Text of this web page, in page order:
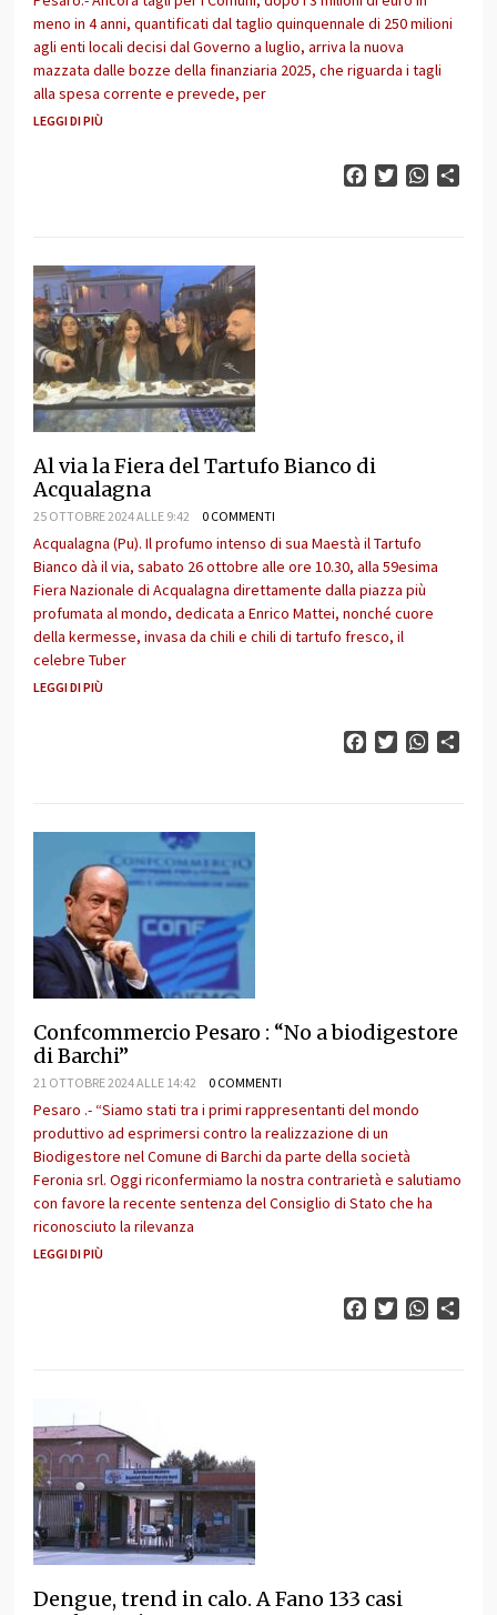
meno in 4 anni, quantificati dal taglio quinquennale di 250 milioni
agli enti locali decisi dal Governo a luglio, arriva la nuova
mazzata dalle bozze della finanziaria 2025, che riguarda i tagli
alla spesa corrente e prevede, per
LEGGI DI PIÙ
FacebookTwitter
Al via la Fiera del Tartufo Bianco di
Acqualagna
25 OTTOBRE 2024 ALLE 9:42 0 COMMENTI
Acqualagna (Pu). Il profumo intenso di sua Maestà il Tartufo
Bianco dà il via, sabato 26 ottobre alle ore 10.30, alla 59esima
Fiera Nazionale di Acqualagna direttamente dalla piazza più
profumata al mondo, dedicata a Enrico Mattei, nonché cuore
della kermesse, invasa da chili e chili di tartufo fresco, il
celebre Tuber
LEGGI DI PIÙ
FacebookTwitter
Confcommercio Pesaro : “No a biodigestore
di Barchi”
21 OTTOBRE 2024 ALLE 14:42 0 COMMENTI
Pesaro .- “Siamo stati tra i primi rappresentanti del mondo
produttivo ad esprimersi contro la realizzazione di un
Biodigestore nel Comune di Barchi da parte della società
Feronia srl. Oggi riconfermiamo la nostra contrarietà e salutiamo
con favore la recente sentenza del Consiglio di Stato che ha
riconosciuto la rilevanza
LEGGI DI PIÙ
FacebookTwitter
Dengue, trend in calo. A Fano 133 casi